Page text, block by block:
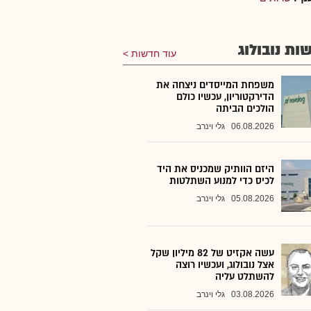
נובולוג עוד חדשות
משפחת המייסדים ניצחה את
הדירקטוריון, עכשיו כולם
הולכים הביתה
06.08.2026 גלי וינרב
היזם הוותיק שמכניס את היד
לכיס כדי למנוע השתלטות
05.08.2026 גלי וינרב
עשה אקזיט של 82 מיליון שקל
אצל נובולוג, ועכשיו רוצה
להשתלט עליה
03.08.2026 גלי וינרב